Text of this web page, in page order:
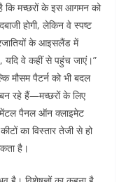
कि मच्छरों के इस आगमन को
होगी, लेकिन वे स्पष्ट
के आइसलैंड में
यदि वे कहीं से पहुंच जाएं।”
मौसम पैटर्न को भी बदल
रहे हैं—मच्छरों के लिए
पैनल ऑन क्लाइमेट
का विस्तार तेजी से हो
है।